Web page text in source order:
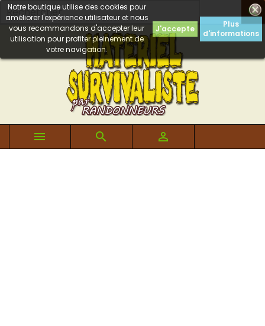

Notre boutique utilise des cookies pour
améliorer l'expérience utilisateur et nous
vous recommandons d'accepter leur
utilisation pour profiter pleinement de
votre navigation.
J'accepte
Plus
d'informations
  